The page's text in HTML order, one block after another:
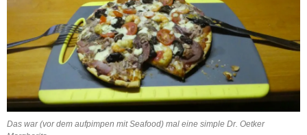
Das war (vor dem aufpimpen mit Seafood) mal eine simple Dr. Oetker